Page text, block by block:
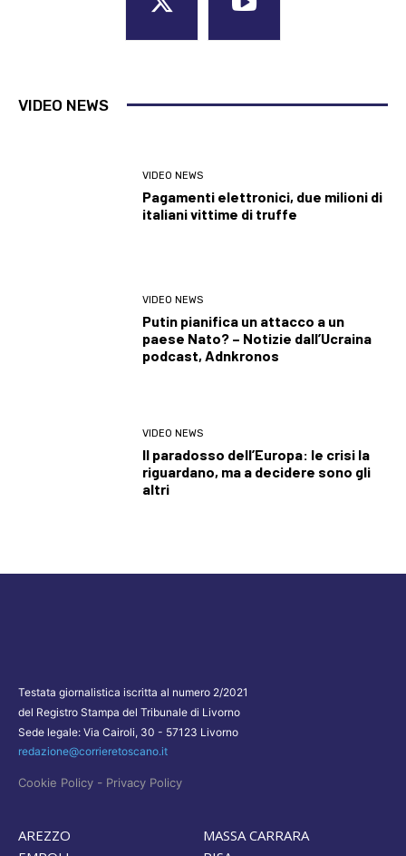
VIDEO NEWS
VIDEO NEWS
Pagamenti elettronici, due milioni di
italiani vittime di truffe
VIDEO NEWS
Putin pianifica un attacco a un
paese Nato? – Notizie dall’Ucraina
podcast, Adnkronos
VIDEO NEWS
Il paradosso dell’Europa: le crisi la
riguardano, ma a decidere sono gli
altri
Testata giornalistica iscritta al numero 2/2021
del Registro Stampa del Tribunale di Livorno
Sede legale: Via Cairoli, 30 - 57123 Livorno
redazione@corrieretoscano.it
Cookie Policy - Privacy Policy
AREZZO
MASSA CARRARA